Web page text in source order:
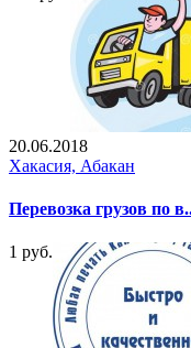
20.06.2018
Хакасия, Абакан
Перевозка грузов по
1 руб.